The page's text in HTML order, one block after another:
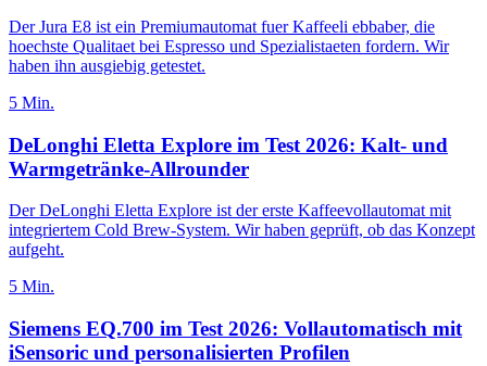
Der Jura E8 ist ein Premiumautomat fuer Kaffeeli ebbaber, die
hoechste Qualitaet bei Espresso und Spezialistaeten fordern. Wir
haben ihn ausgiebig getestet.
5 Min.
DeLonghi Eletta Explore im Test 2026: Kalt- und
Warmgetränke-Allrounder
Der DeLonghi Eletta Explore ist der erste Kaffeevollautomat mit
integriertem Cold Brew-System. Wir haben geprüft, ob das Konzept
aufgeht.
5 Min.
Siemens EQ.700 im Test 2026: Vollautomatisch mit
iSensoric und personalisierten Profilen